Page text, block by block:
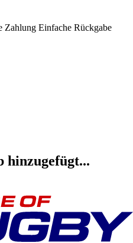
Zahlung Einfache Rückgabe